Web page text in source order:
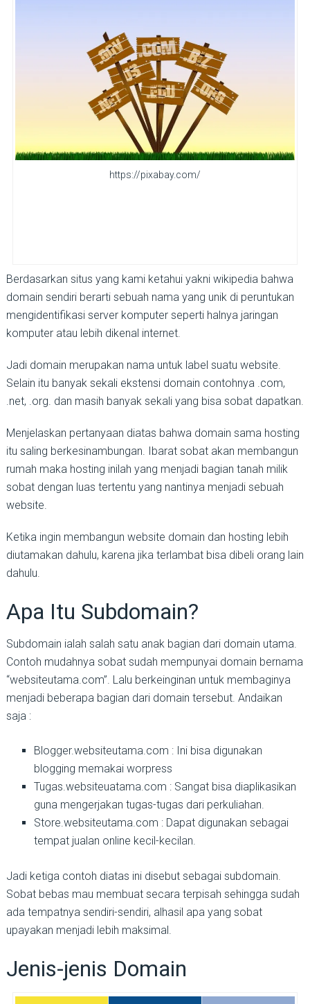
https://pixabay.com/
Berdasarkan situs yang kami ketahui yakni wikipedia bahwa
domain sendiri berarti sebuah nama yang unik di peruntukan
mengidentifikasi server komputer seperti halnya jaringan
komputer atau lebih dikenal internet.
Jadi domain merupakan nama untuk label suatu website.
Selain itu banyak sekali ekstensi domain contohnya .com,
.net, .org. dan masih banyak sekali yang bisa sobat dapatkan.
Menjelaskan pertanyaan diatas bahwa domain sama hosting
itu saling berkesinambungan. Ibarat sobat akan membangun
rumah maka hosting inilah yang menjadi bagian tanah milik
sobat dengan luas tertentu yang nantinya menjadi sebuah
website.
Ketika ingin membangun website domain dan hosting lebih
diutamakan dahulu, karena jika terlambat bisa dibeli orang lain
dahulu.
Apa Itu Subdomain?
Subdomain ialah salah satu anak bagian dari domain utama.
Contoh mudahnya sobat sudah mempunyai domain bernama
“websiteutama.com”. Lalu berkeinginan untuk membaginya
menjadi beberapa bagian dari domain tersebut. Andaikan
saja :
Blogger.websiteutama.com : Ini bisa digunakan
blogging memakai worpress
Tugas.websiteuatama.com : Sangat bisa diaplikasikan
guna mengerjakan tugas-tugas dari perkuliahan.
Store.websiteutama.com : Dapat digunakan sebagai
tempat jualan online kecil-kecilan.
Jadi ketiga contoh diatas ini disebut sebagai subdomain.
Sobat bebas mau membuat secara terpisah sehingga sudah
ada tempatnya sendiri-sendiri, alhasil apa yang sobat
upayakan menjadi lebih maksimal.
Jenis-jenis Domain